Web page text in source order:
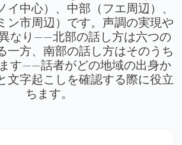
イ中心）、中部（フエ周辺）、
ン市周辺）です。声調の実現や
なり——北部の話し方は六つの
一方、南部の話し方はそのうち
す——話者がどの地域の出身か
文字起こしを確認する際に役立
ちます。